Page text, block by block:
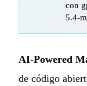
con
5.4-
AI-Powered
de código